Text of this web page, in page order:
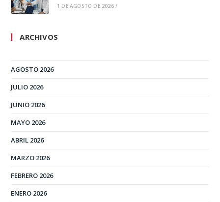
1 DE AGOSTO DE 2026 /
ARCHIVOS
AGOSTO 2026
JULIO 2026
JUNIO 2026
MAYO 2026
ABRIL 2026
MARZO 2026
FEBRERO 2026
ENERO 2026